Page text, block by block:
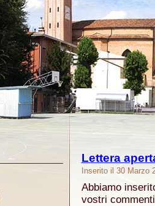
Lettera
Inserito il 30 Marzo
Abbiamo
vostri